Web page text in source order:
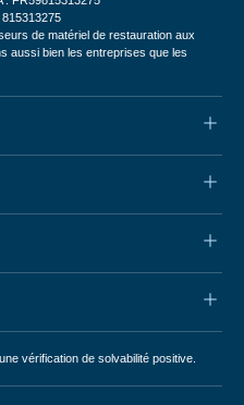
de matériel de restauration aux
aussi bien les entreprises que les
vérification de solvabilité positive.